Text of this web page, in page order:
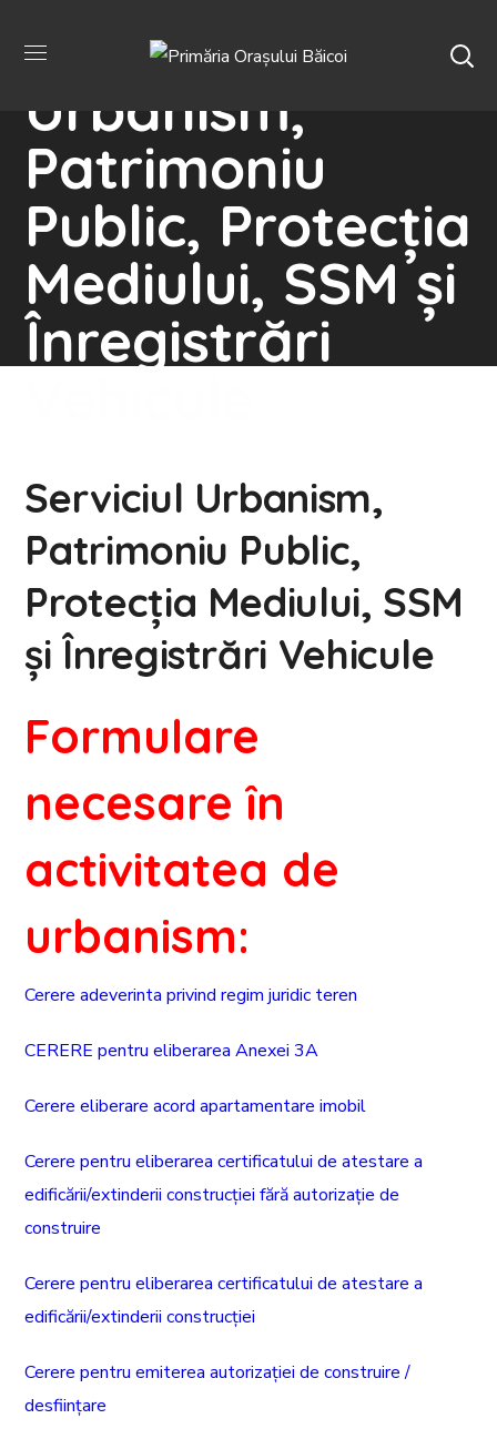
Serviciul
Urbanism,
Patrimoniu
Public, Protecția
Mediului, SSM și
Înregistrări
Serviciul Urbanism,
Patrimoniu Public,
Protecția Mediului, SSM
și Înregistrări Vehicule
Formulare
necesare în
activitatea de
urbanism:
Cerere adeverinta privind regim juridic teren
CERERE pentru eliberarea Anexei 3A
Cerere eliberare acord apartamentare imobil
Cerere pentru eliberarea certificatului de atestare a
edificării/extinderii construcției fără autorizație de
construire
Cerere pentru eliberarea certificatului de atestare a
edificării/extinderii construcției
Cerere pentru emiterea autorizației de construire /
desființare